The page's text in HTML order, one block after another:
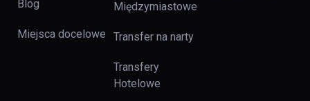
Blog
Miejsca docelowe
Międzymiastowe
Transfer na narty
Transfery
Hotelowe